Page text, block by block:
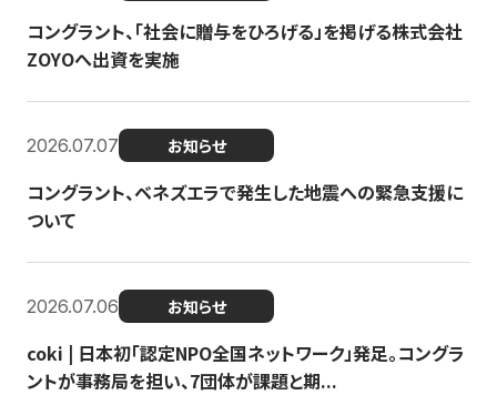
コングラント、「社会に贈与をひろげる」を掲げる株式会社
ZOYOへ出資を実施
2026.07.07 お知らせ
コングラント、ベネズエラで発生した地震への緊急支援に
ついて
2026.07.06 お知らせ
coki | 日本初「認定NPO全国ネットワーク」発足。コングラ
ントが事務局を担い、7団体が課題と期...